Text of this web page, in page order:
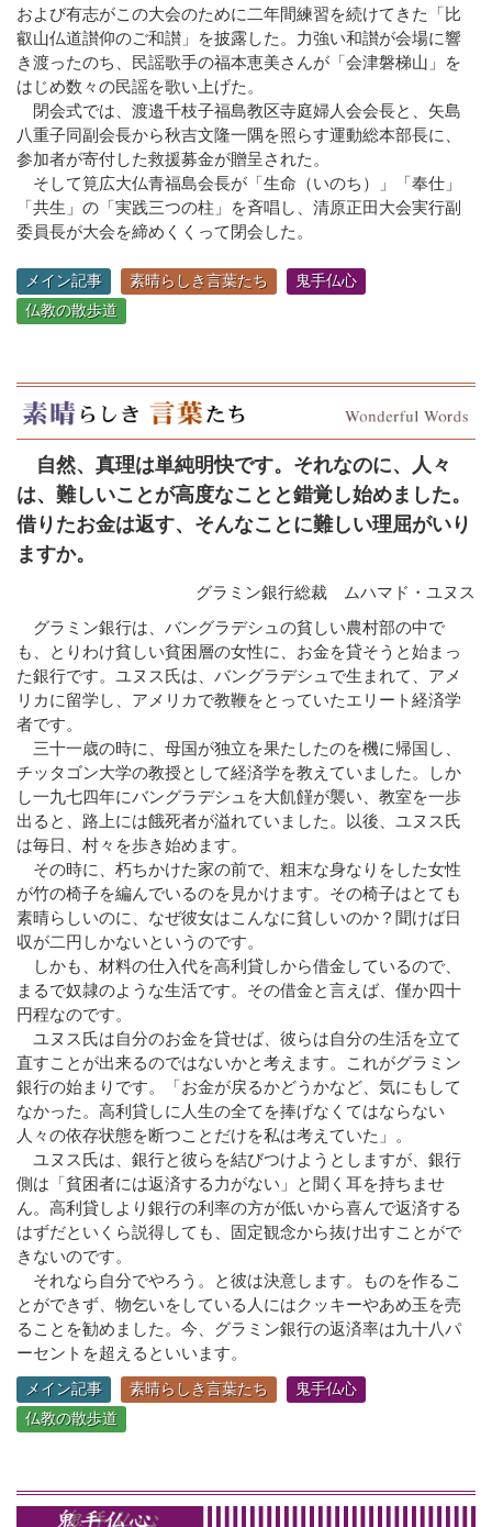
および有志がこの大会のために二年間練習を続けてきた「比
叡山仏道讃仰のご和讃」を披露した。力強い和讃が会場に響
き渡ったのち、民謡歌手の福本恵美さんが「会津磐梯山」を
はじめ数々の民謡を歌い上げた。
閉会式では、渡邉千枝子福島教区寺庭婦人会会長と、矢島
八重子同副会長から秋吉文隆一隅を照らす運動総本部長に、
参加者が寄付した救援募金が贈呈された。
そして筧広大仏青福島会長が「生命（いのち）」「奉仕」
「共生」の「実践三つの柱」を斉唱し、清原正田大会実行副
委員長が大会を締めくくって閉会した。
メイン記事 素晴らしき言葉たち
鬼手仏心
仏教の散歩道
自然、真理は単純明快です。それなのに、人々
は、難しいことが高度なことと錯覚し始めました。
借りたお金は返す、そんなことに難しい理屈がいり
ますか。
グラミン銀行総裁 ムハマド・ユヌス
グラミン銀行は、バングラデシュの貧しい農村部の中で
も、とりわけ貧しい貧困層の女性に、お金を貸そうと始まっ
た銀行です。ユヌス氏は、バングラデシュで生まれて、アメ
リカに留学し、アメリカで教鞭をとっていたエリート経済学
者です。
三十一歳の時に、母国が独立を果たしたのを機に帰国し、
チッタゴン大学の教授として経済学を教えていました。しか
し一九七四年にバングラデシュを大飢饉が襲い、教室を一歩
出ると、路上には餓死者が溢れていました。以後、ユヌス氏
は毎日、村々を歩き始めます。
その時に、朽ちかけた家の前で、粗末な身なりをした女性
が竹の椅子を編んでいるのを見かけます。その椅子はとても
素晴らしいのに、なぜ彼女はこんなに貧しいのか？聞けば日
収が二円しかないというのです。
しかも、材料の仕入代を高利貸しから借金しているので、
まるで奴隷のような生活です。その借金と言えば、僅か四十
円程なのです。
ユヌス氏は自分のお金を貸せば、彼らは自分の生活を立て
直すことが出来るのではないかと考えます。これがグラミン
銀行の始まりです。「お金が戻るかどうかなど、気にもして
なかった。高利貸しに人生の全てを捧げなくてはならない
人々の依存状態を断つことだけを私は考えていた」。
ユヌス氏は、銀行と彼らを結びつけようとしますが、銀行
側は「貧困者には返済する力がない」と聞く耳を持ちませ
ん。高利貸しより銀行の利率の方が低いから喜んで返済する
はずだといくら説得しても、固定観念から抜け出すことがで
きないのです。
それなら自分でやろう。と彼は決意します。ものを作るこ
とができず、物乞いをしている人にはクッキーやあめ玉を売
ることを勧めました。今、グラミン銀行の返済率は九十八パ
ーセントを超えるといいます。
メイン記事 素晴らしき言葉たち
鬼手仏心
仏教の散歩道